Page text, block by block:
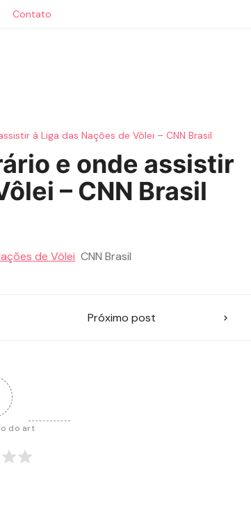
Contato
à Liga das Nações de Vôlei – CNN Brasil
e onde assistir
– CNN Brasil
de Vôlei CNN Brasil
Próximo post
do art